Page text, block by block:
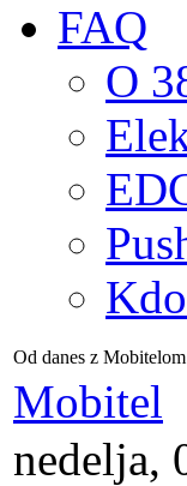
FAQ
O
Od danes z
Mobitel
nedelja,